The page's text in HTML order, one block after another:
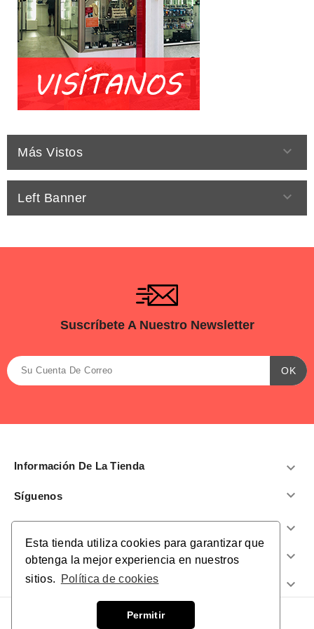
Esta tienda utiliza cookies para garantizar que
obtenga la mejor experiencia en nuestros
sitios.
Política de cookies
Permitir
Más Vistos 
Left Banner 
Suscríbete A Nuestro Newsletter
Información De La Tienda 
Síguenos 

Nuestra Empresa 
¿Te Ayudamos? 